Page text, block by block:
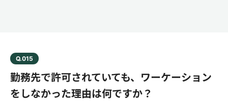
Q.015
勤務先で許可されていても、ワーケーション
をしなかった理由は何ですか？